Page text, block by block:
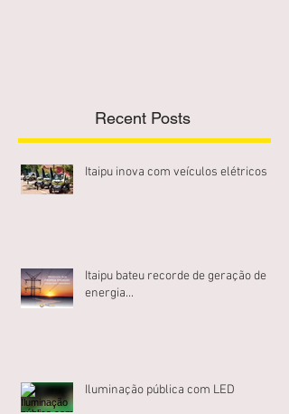
Recent Posts
Itaipu inova com veículos elétricos
Itaipu bateu recorde de geração de
energia...
Iluminação pública com LED